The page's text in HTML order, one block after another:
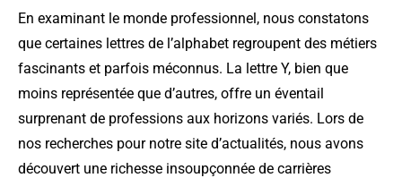
En examinant le monde professionnel, nous constatons
que certaines lettres de l’alphabet regroupent des métiers
fascinants et parfois méconnus. La lettre Y, bien que
moins représentée que d’autres, offre un éventail
surprenant de professions aux horizons variés. Lors de
nos recherches pour notre site d’actualités, nous avons
découvert une richesse insoupçonnée de carrières